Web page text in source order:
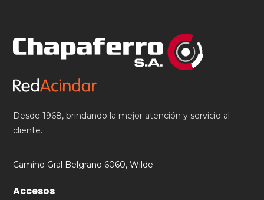
Desde 1968, brindando la mejor atención y servicio al
cliente.
Camino Gral Belgrano 6060, Wilde
Accesos